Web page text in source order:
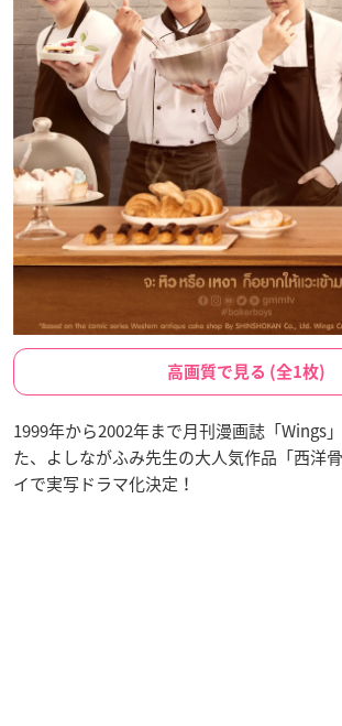
高画質で見る (全1枚)
1999年から2002年まで月刊漫画誌「Wings
た、よしながふみ先生の大人気作品「西洋
イで実写ドラマ化決定！